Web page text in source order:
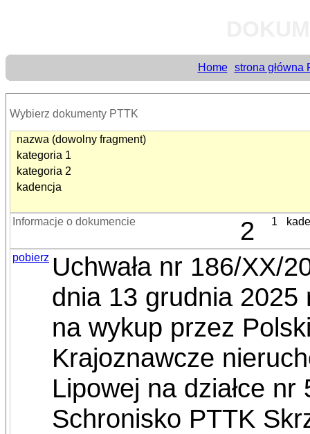
Home strona główna
Wybierz dokumenty PTTK
nazwa (dowolny fragment)
kategoria 1
kategoria 2
kadencja
Informacje o dokumencie 2 1
pobierz Uchwała nr 186/XX/
dnia 13 grudnia 2025
na wykup przez
Krajoznawcze
Lipowej na działce
Schronisko PTTK